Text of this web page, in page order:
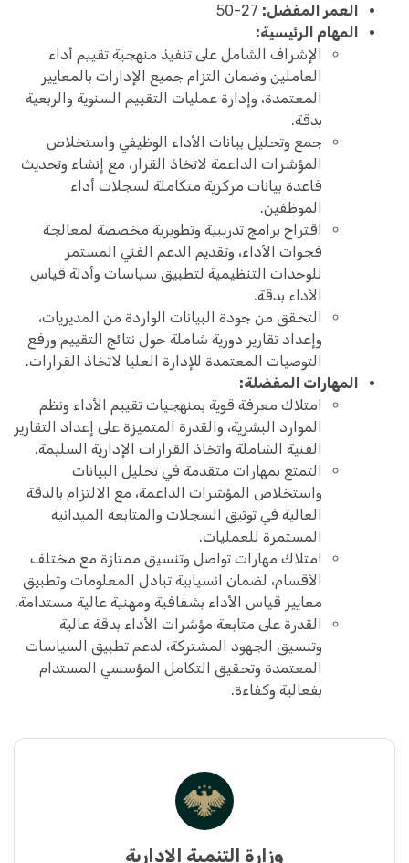
العمر المفضل:
المهام الرئيسية:
الإشراف الشامل على تنفيذ منهجية تقييم أداء
العاملين وضمان التزام جميع الإدارات بالمعايير
المعتمدة، وإدارة عمليات التقييم السنوية والربعية
بدقة.
جمع وتحليل بيانات الأداء الوظيفي واستخلاص
المؤشرات الداعمة لاتخاذ القرار، مع إنشاء وتحديث
قاعدة بيانات مركزية متكاملة لسجلات أداء
الموظفين.
اقتراح برامج تدريبية وتطويرية مخصصة لمعالجة
فجوات الأداء، وتقديم الدعم الفني المستمر
للوحدات التنظيمية لتطبيق سياسات وأدلة قياس
الأداء بدقة.
التحقق من جودة البيانات الواردة من المديريات،
وإعداد تقارير دورية شاملة حول نتائج التقييم ورفع
التوصيات المعتمدة للإدارة العليا لاتخاذ القرارات.
المهارات المفضلة:
امتلاك معرفة قوية بمنهجيات تقييم الأداء ونظم
الموارد البشرية، والقدرة المتميزة على إعداد التقارير
الفنية الشاملة واتخاذ القرارات الإدارية السليمة.
التمتع بمهارات متقدمة في تحليل البيانات
واستخلاص المؤشرات الداعمة، مع الالتزام بالدقة
العالية في توثيق السجلات والمتابعة الميدانية
المستمرة للعمليات.
امتلاك مهارات تواصل وتنسيق ممتازة مع مختلف
الأقسام، لضمان انسيابية تبادل المعلومات وتطبيق
معايير قياس الأداء بشفافية ومهنية عالية مستدامة.
القدرة على متابعة مؤشرات الأداء بدقة عالية
وتنسيق الجهود المشتركة، لدعم تطبيق السياسات
المعتمدة وتحقيق التكامل المؤسسي المستدام
بفعالية وكفاءة.
وزارة التنمية الإدارية